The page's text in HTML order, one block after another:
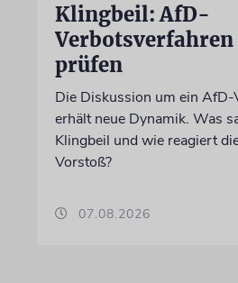
Klingbeil: AfD-
prüfen
Die Diskussion um ein
erhält neue Dynamik. Was
Klingbeil und wie reagiert
Vorstoß?
07.08.2026